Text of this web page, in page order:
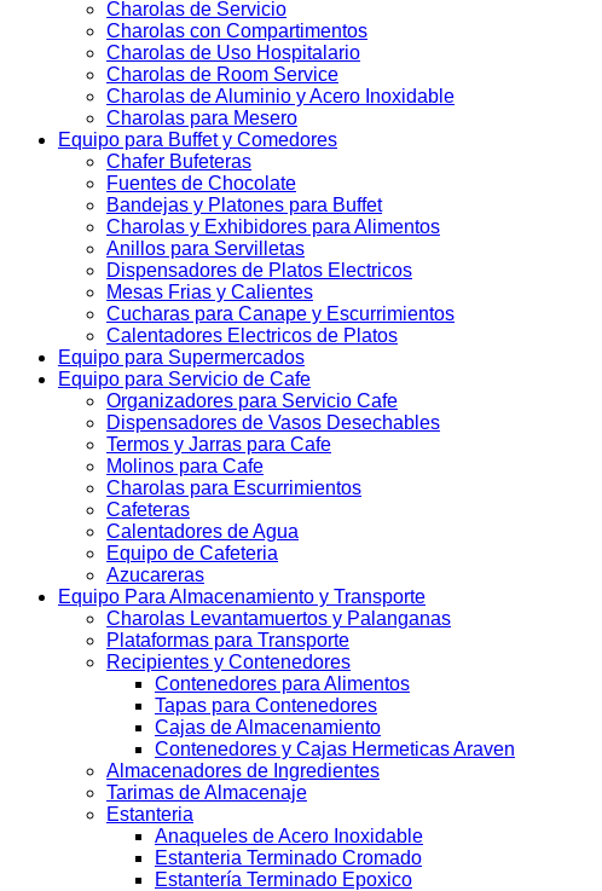
Charolas de Servicio
Charolas con Compartimentos
Charolas de Uso Hospitalario
Charolas de Room Service
Charolas de Aluminio y Acero Inoxidable
Charolas para Mesero
Equipo para Buffet y Comedores
Chafer Bufeteras
Fuentes de Chocolate
Bandejas y Platones para Buffet
Charolas y Exhibidores para Alimentos
Anillos para Servilletas
Dispensadores de Platos Electricos
Mesas Frias y Calientes
Cucharas para Canape y Escurrimientos
Calentadores Electricos de Platos
Equipo para Supermercados
Equipo para Servicio de Cafe
Organizadores para Servicio Cafe
Dispensadores de Vasos Desechables
Termos y Jarras para Cafe
Molinos para Cafe
Charolas para Escurrimientos
Cafeteras
Calentadores de Agua
Equipo de Cafeteria
Azucareras
Equipo Para Almacenamiento y Transporte
Charolas Levantamuertos y Palanganas
Plataformas para Transporte
Recipientes y Contenedores
Contenedores para Alimentos
Tapas para Contenedores
Cajas de Almacenamiento
Contenedores y Cajas Hermeticas Araven
Almacenadores de Ingredientes
Tarimas de Almacenaje
Estanteria
Anaqueles de Acero Inoxidable
Estanteria Terminado Cromado
Estantería Terminado Epoxico